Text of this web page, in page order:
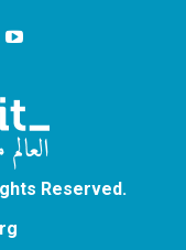
Reserved.